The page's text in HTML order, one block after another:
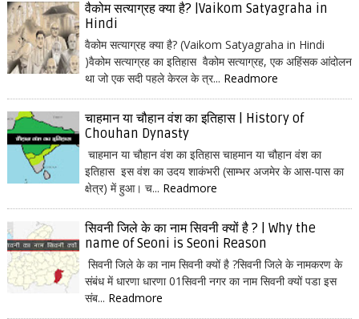
वैकोम सत्याग्रह क्या है? |Vaikom Satyagraha in
Hindi
वैकोम सत्याग्रह क्या है? (Vaikom Satyagraha in Hindi
)वैकोम सत्याग्रह का इतिहास वैकोम सत्याग्रह, एक अहिंसक आंदोलन
था जो एक सदी पहले केरल के त्र... Readmore
चाहमान या चौहान वंश का इतिहास | History of
Chouhan Dynasty
चाहमान या चौहान वंश का इतिहास चाहमान या चौहान वंश का
इतिहास इस वंश का उदय शाकंभरी (साम्भर अजमेर के आस-पास का
क्षेत्र) में हुआ। च... Readmore
सिवनी जिले के का नाम सिवनी क्यों है ? | Why the
name of Seoni is Seoni Reason
सिवनी जिले के का नाम सिवनी क्यों है ?सिवनी जिले के नामकरण के
संबंध में धारणा धारणा 01सिवनी नगर का नाम सिवनी क्यों पडा इस
संब... Readmore